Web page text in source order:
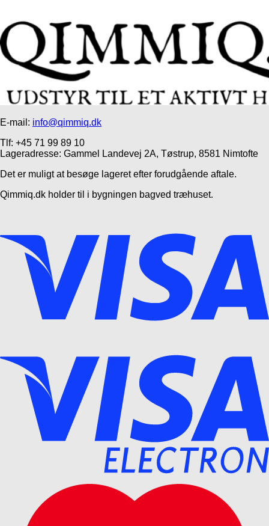
E-mail: info@qimmiq.dk
Tlf: +45 71 99 89 10
Lageradresse: Gammel Landevej 2A, Tøstrup, 8581 Nimtofte
Det er muligt at besøge lageret efter forudgående aftale.
Qimmiq.dk holder til i bygningen bagved træhuset.